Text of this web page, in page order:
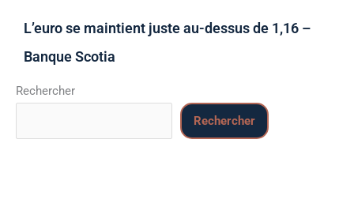
L’euro se maintient juste au-dessus de 1,16 –
Banque Scotia
Rechercher
Rechercher